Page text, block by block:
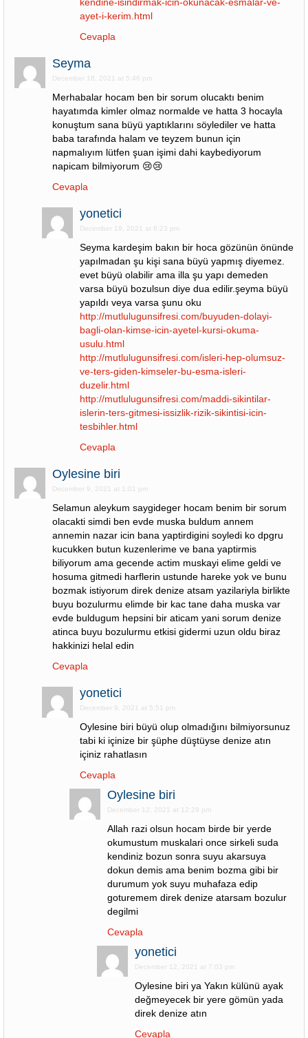
ayet-i-kerim.html
Cevapla
Seyma
December 18, 2021 at 5:46 pm
Merhabalar hocam ben bir sorum olucaktı benim
hayatımda kimler olmaz normalde ve hatta 3 hocayla
konuştum sana büyü yaptıklarını söylediler ve hatta
baba tarafında halam ve teyzem bunun için
napmalıyım lütfen şuan işimi dahi kaybediyorum
napicam bilmiyorum 😢😢
Cevapla
yonetici
December 19, 2021 at 6:23 pm
Seyma kardeşim bakın bir hoca gözünün önünde
yapılmadan şu kişi sana büyü yapmış diyemez.
evet büyü olabilir ama illa şu yapı demeden
varsa büyü bozulsun diye dua edilir.şeyma büyü
yapıldı veya varsa şunu oku
http://mutlulugunsifresi.com/buyuden-dolayi-
bagli-olan-kimse-icin-ayetel-kursi-okuma-
usulu.html
http://mutlulugunsifresi.com/isleri-hep-olumsuz-
ve-ters-giden-kimseler-bu-esma-isleri-
duzelir.html
http://mutlulugunsifresi.com/maddi-sikintilar-
islerin-ters-gitmesi-issizlik-rizik-sikintisi-icin-
tesbihler.html
Cevapla
Oylesine biri
December 9, 2021 at 1:01 pm
Selamun aleykum saygideger hocam benim bir sorum
olacakti simdi ben evde muska buldum annem
annemin nazar icin bana yaptirdigini soyledi ko dpgru
kucukken butun kuzenlerime ve bana yaptirmis
biliyorum ama gecende actim muskayi elime geldi ve
hosuma gitmedi harflerin ustunde hareke yok ve bunu
bozmak istiyorum direk denize atsam yazilariyla birlikte
buyu bozulurmu elimde bir kac tane daha muska var
evde buldugum hepsini bir aticam yani sorum denize
atinca buyu bozulurmu etkisi gidermi uzun oldu biraz
hakkinizi helal edin
Cevapla
yonetici
December 9, 2021 at 5:51 pm
Oylesine biri büyü olup olmadığını bilmiyorsunuz
tabi ki içinize bir şüphe düştüyse denize atın
içiniz rahatlasın
Cevapla
Oylesine biri
December 12, 2021 at 12:29 pm
Allah razi olsun hocam birde bir yerde
okumustum muskalari once sirkeli suda
kendiniz bozun sonra suyu akarsuya
dokun demis ama benim bozma gibi bir
durumum yok suyu muhafaza edip
goturemem direk denize atarsam bozulur
degilmi
Cevapla
yonetici
December 12, 2021 at 7:03 pm
Oylesine biri ya Yakın külünü ayak
değmeyecek bir yere gömün yada
direk denize atın
Cevapla